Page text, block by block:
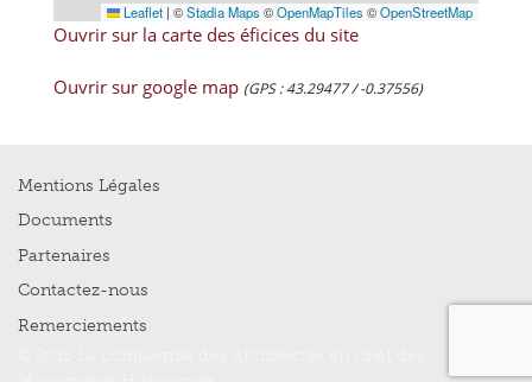
Leaflet | ©Stadia Maps ©OpenMapTiles ©OpenStreetMap
Ouvrir sur la carte des éficices du site
Ouvrir sur google map (GPS : 43.29477 / -0.37556)
Mentions Légales
Documents
Partenaires
Contactez-nous
Remerciements